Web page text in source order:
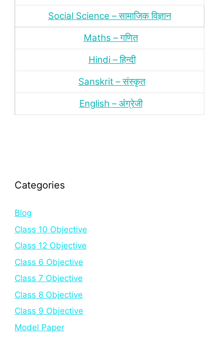
Social Science – सामाजिक विज्ञान
Maths – गणित
Hindi – हिन्‍दी
Sanskrit – संस्‍कृत
English – अंंग्रेजी
Categories
Blog
Class 10 Objective
Class 12 Objective
Class 6 Objective
Class 7 Objective
Class 8 Objective
Class 9 Objective
Model Paper